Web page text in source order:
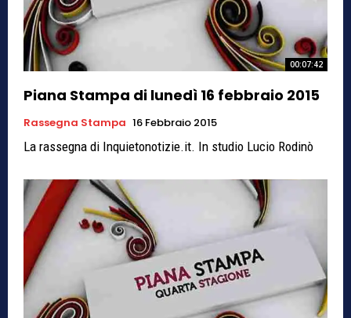
00:07:42
Piana Stampa di lunedì 16 febbraio 2015
Rassegna Stampa 16 Febbraio 2015
La rassegna di Inquietonotizie.it. In studio Lucio Rodinò